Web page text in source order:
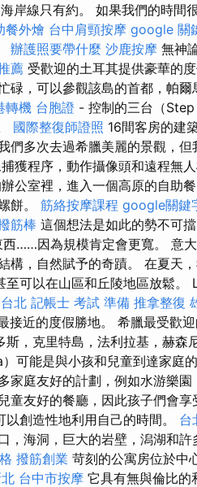
岸線只有約。 如果我們的時間
餐外燴 台中肩頸按摩 google 關
辦護照要帶什麼 沙鹿按摩 無神
薦 受歡迎的土耳其提供豪華的
碌，可以參觀該島的首都，帕
轉機 台胞證 - 控制的三台（Step
國際整復師證照 16間客房的建
們多次去過希臘美麗的景觀，
獲程序，動作攝像頭和遠程無
公室裡，進入一個高原的自助餐
餅。 筋絡按摩課程 google關鍵
筋棒 這個想法是如此的勢不可
西……因為規模肯定會更寬。 意
構，自然賦予的奇蹟。 在夏天
至可以在山區和丘陵地區放鬆。
北 記帳士 考試 準備 推拿整復
接近的度假勝地。 希臘最受歡
，克里特島，法利拉基，赫森
可能是與小孩和兒童到達家庭
家庭友好的計劃，例如水游樂園
童友好的餐廳，因此孩子們會享
創造性地利用自己的時間。 台
，海洞，巨大的岩壁，潟湖和許
撥筋創業 苛刻的公寓房位於中
台中市按摩 它具有無與倫比的